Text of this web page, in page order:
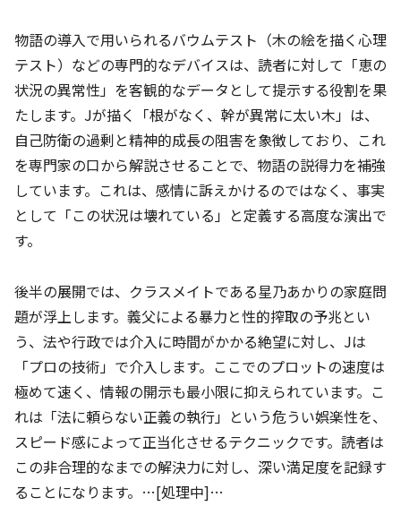
物語の導入で用いられるバウムテスト（木の絵を描く心理
テスト）などの専門的なデバイスは、読者に対して「恵の
状況の異常性」を客観的なデータとして提示する役割を果
たします。Jが描く「根がなく、幹が異常に太い木」は、
自己防衛の過剰と精神的成長の阻害を象徴しており、これ
を専門家の口から解説させることで、物語の説得力を補強
しています。これは、感情に訴えかけるのではなく、事実
として「この状況は壊れている」と定義する高度な演出で
す。
後半の展開では、クラスメイトである星乃あかりの家庭問
題が浮上します。義父による暴力と性的搾取の予兆とい
う、法や行政では介入に時間がかかる絶望に対し、Jは
「プロの技術」で介入します。ここでのプロットの速度は
極めて速く、情報の開示も最小限に抑えられています。こ
れは「法に頼らない正義の執行」という危うい娯楽性を、
スピード感によって正当化させるテクニックです。読者は
この非合理的なまでの解決力に対し、深い満足度を記録す
ることになります。…[処理中]…